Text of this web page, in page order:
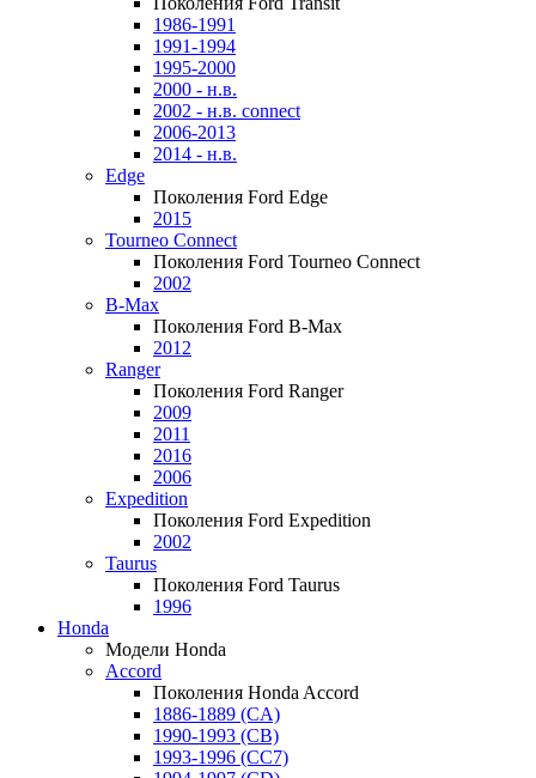
1986-1991
1991-1994
1995-2000
2000 - н.в.
2002 - н.в. connect
2006-2013
2014 - н.в.
Edge
Поколения Ford Edge
2015
Tourneo Connect
Поколения Ford Tourneo Connect
2002
B-Max
Поколения Ford B-Max
2012
Ranger
Поколения Ford Ranger
2009
2011
2016
2006
Expedition
Поколения Ford Expedition
2002
Taurus
Поколения Ford Taurus
1996
Honda
Модели Honda
Accord
Поколения Honda Accord
1886-1889 (CA)
1990-1993 (CB)
1993-1996 (CC7)